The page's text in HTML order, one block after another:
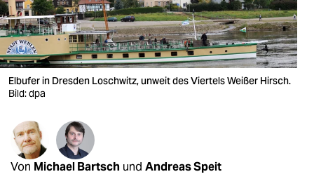
wahrheit
verlag
verlag
veranstaltungen
shop
fragen & hilfe
Elbufer in Dresden Loschwitz, unweit des Viertels Weißer Hirsch.
Bild: dpa
Von Michael Bartsch und Andreas Speit